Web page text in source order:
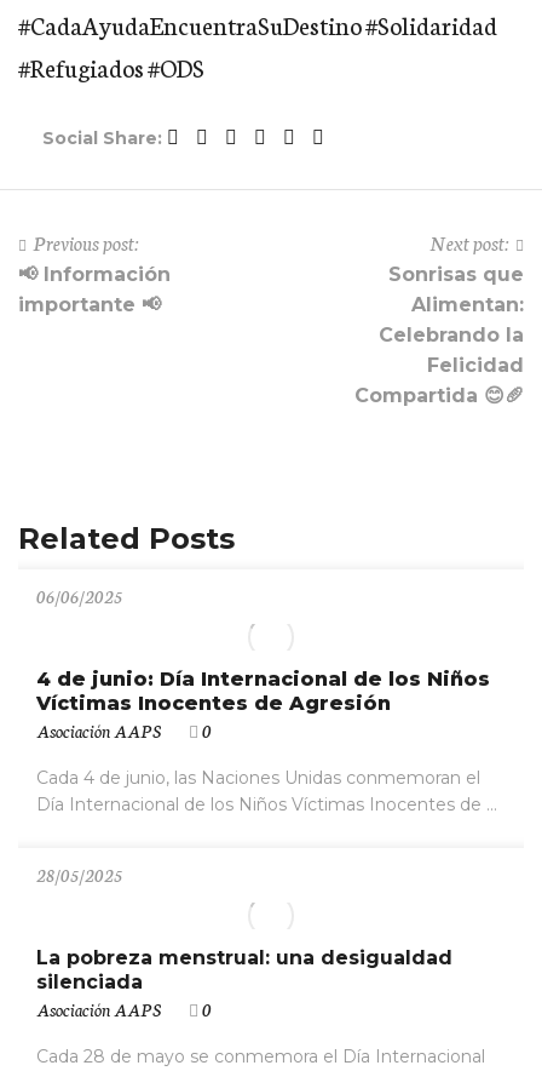
#CadaAyudaEncuentraSuDestino #Solidaridad
#Refugiados #ODS
Social Share:
Previous post:
📢 Información
importante 📢
Next post:
Sonrisas que
Alimentan:
Celebrando la
Felicidad
Compartida 😊🥖
Related Posts
06/06/2025
4 de junio: Día Internacional de los Niños
Víctimas Inocentes de Agresión
Asociación AAPS 0
Cada 4 de junio, las Naciones Unidas conmemoran el
Día Internacional de los Niños Víctimas Inocentes de ...
28/05/2025
La pobreza menstrual: una desigualdad
silenciada
Asociación AAPS 0
Cada 28 de mayo se conmemora el Día Internacional